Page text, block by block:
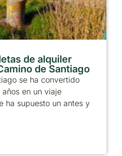
de alquiler
de Santiago
se ha convertido
en un viaje
ha supuesto un antes y